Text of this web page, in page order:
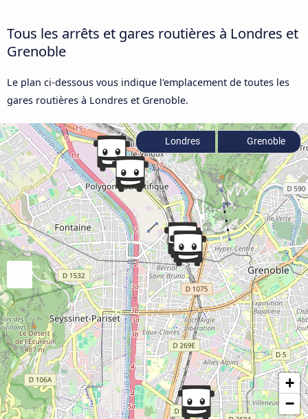
Tous les arrêts et gares routières à Londres et
Grenoble
Le plan ci-dessous vous indique l'emplacement de toutes les
gares routières à Londres et Grenoble.
+
−
Londres Grenoble